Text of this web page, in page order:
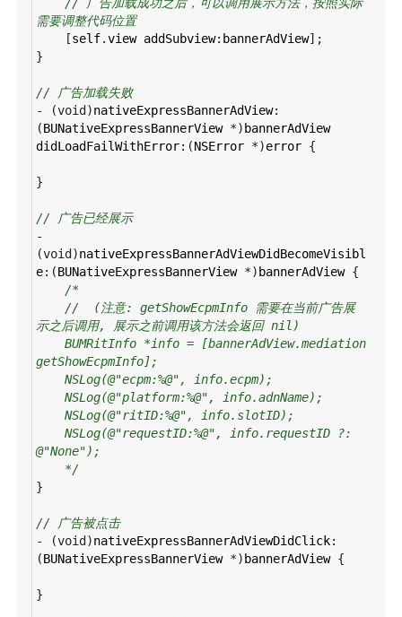
需要调整代码位置
[self.view addSubview: bannerAdView];
}
// 广告加载失败
-
(void )nativeExpressBannerAdView:
(BUNativeExpressBannerView *) bannerAdView
didLoadFailWithError:(NSError *)error {
}
// 广告已经展示
-
(void )nativeExpressBannerAdViewDidBecomeVisibl
e:(BUNativeExpressBannerView *) bannerAdView {
/*
//  (注意: getShowEcpmInfo 需要在当前广告展
示之后调用, 展示之前调用该方法会返回 nil)
BUMRitInfo *info = [bannerAdView.mediation
getShowEcpmInfo];
NSLog(@"ecpm:%@", info.ecpm);
NSLog(@"platform:%@", info.adnName);
NSLog(@"ritID:%@", info.slotID);
NSLog(@"requestID:%@", info.requestID ?:
@"None");
*/
}
// 广告被点击
-
(void )nativeExpressBannerAdViewDidClick:
(BUNativeExpressBannerView *) bannerAdView {
}